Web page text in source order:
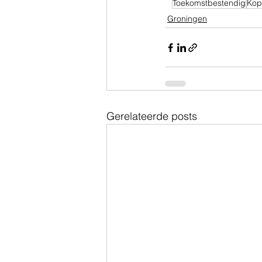
Toekomstbestendig
Groningen
Gerelateerde posts